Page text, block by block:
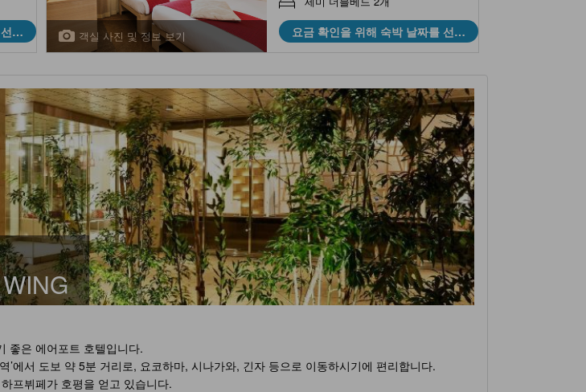
택
객실 사진 및 정보 보기
요금 확인을 위해 숙박 날짜를 선택
하세요
좋은 에어포트 호텔입니다.
에서 도보 약 5분 거리로, 요코하마, 시나가와, 긴자 등으로 이동하시기에 편리합니다.
프뷔페가 호평을 얻고 있습니다.